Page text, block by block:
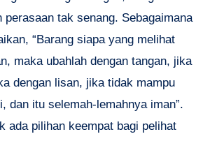
perasaan tak senang. Sebagaimana
“Barang siapa yang melihat
maka ubahlah dengan tangan, jika
dengan lisan, jika tidak mampu
dan itu selemah-lemahnya iman”.
ada pilihan keempat bagi pelihat